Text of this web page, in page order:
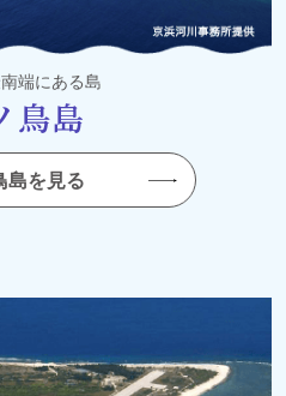
端にある島
鳥島
島を見る